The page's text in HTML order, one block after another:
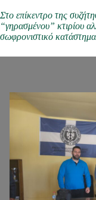
Στο επίκεντρο της
“γηρασμένου” κτιρίου
σωφρονιστικό